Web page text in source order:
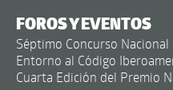
FOROS Y EVENTOS
Séptimo Concurso
Entorno al Código
Cuarta Edición del Premio